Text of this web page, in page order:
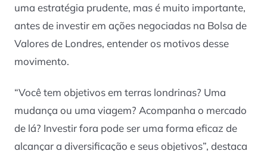
uma estratégia prudente, mas é muito importante,
antes de investir em ações negociadas na Bolsa de
Valores de Londres, entender os motivos desse
movimento.
“Você tem objetivos em terras londrinas? Uma
mudança ou uma viagem? Acompanha o mercado
de lá? Investir fora pode ser uma forma eficaz de
alcançar a diversificação e seus objetivos”, destaca